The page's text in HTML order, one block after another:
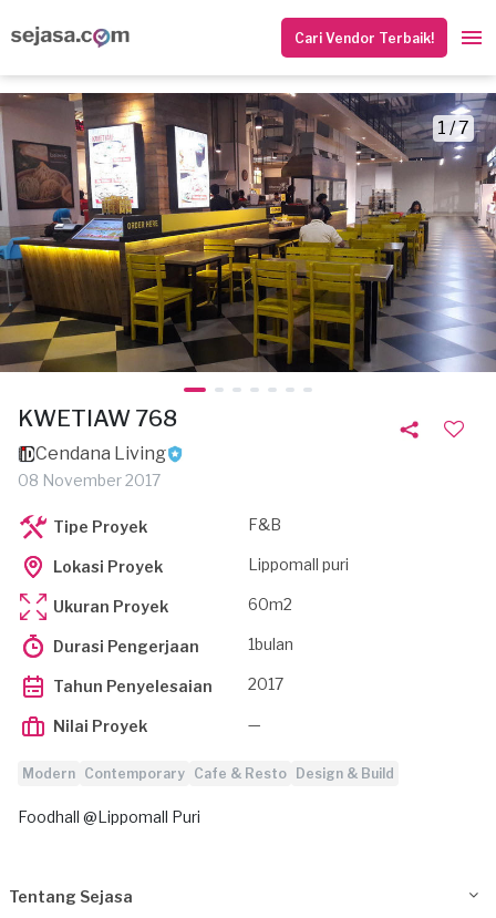
Cari Vendor Terbaik!
1 / 7
KWETIAW 768
Cendana Living
08 November 2017
Tipe Proyek F&B
Lokasi Proyek Lippomall puri
Ukuran Proyek 60m2
Durasi Pengerjaan 1bulan
Tahun Penyelesaian 2017
Nilai Proyek —
Modern Contemporary Cafe & Resto Design & Build
Foodhall @Lippomall Puri
Tentang Sejasa